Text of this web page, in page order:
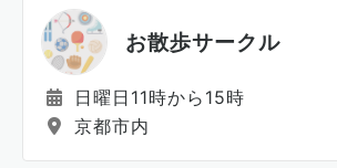
お散歩サークル
日曜日11時から15時
京都市内